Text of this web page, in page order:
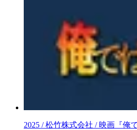
2025 / 松竹株式会社 / 映画『俺